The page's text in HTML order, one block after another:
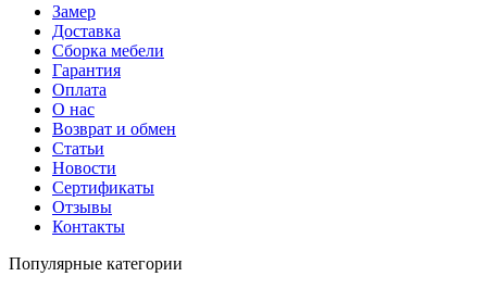
Замер
Доставка
Сборка мебели
Гарантия
Оплата
О нас
Возврат и обмен
Статьи
Новости
Сертификаты
Отзывы
Контакты
Популярные категории